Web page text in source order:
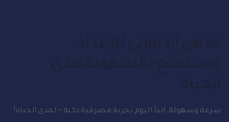
ما هي إلا ثواني للإعداد،
واستمتع بالسهولة مدى
الحياة.
سرعة وسهولة. ابدأ اليوم تجربة مصرفية ذكية – لمدى الحياة!